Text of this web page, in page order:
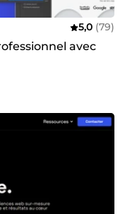
5,0 (79)
avec